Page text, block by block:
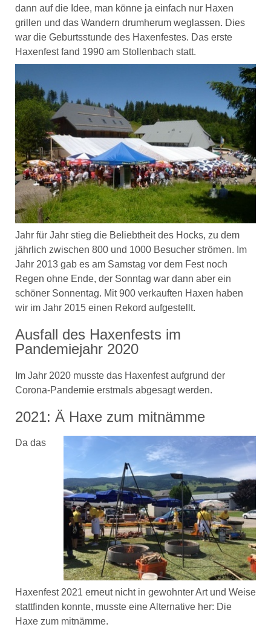
dann auf die Idee, man könne ja einfach nur Haxen
grillen und das Wandern drumherum weglassen. Dies
war die Geburtsstunde des Haxenfestes. Das erste
Haxenfest fand 1990 am Stollenbach statt.
Jahr für Jahr stieg die Beliebtheit des Hocks, zu dem
jährlich zwischen 800 und 1000 Besucher strömen. Im
Jahr 2013 gab es am Samstag vor dem Fest noch
Regen ohne Ende, der Sonntag war dann aber ein
schöner Sonnentag. Mit 900 verkauften Haxen haben
wir im Jahr 2015 einen Rekord aufgestellt.
Ausfall des Haxenfests im
Pandemiejahr 2020
Im Jahr 2020 musste das Haxenfest aufgrund der
Corona-Pandemie erstmals abgesagt werden.
2021: Ä Haxe zum mitnämme
Da das
Haxenfest 2021 erneut nicht in gewohnter Art und Weise
stattfinden konnte, musste eine Alternative her: Die
Haxe zum mitnämme.